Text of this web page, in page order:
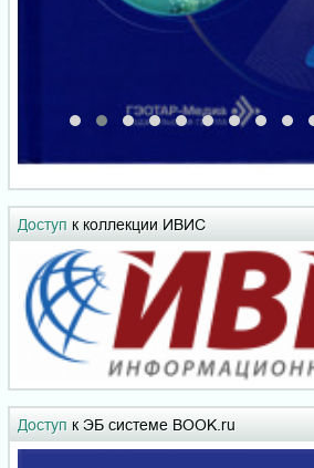
Доступ к коллекции ИВИС
Доступ к ЭБ системе BOOK.ru